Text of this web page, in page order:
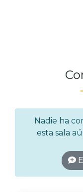
Nadie ha
esta sala